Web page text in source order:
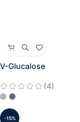
V-Glucalose
(4)
-15%